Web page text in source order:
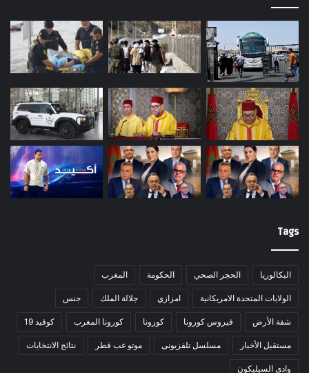
Tags
البكالوريا الحجر الصحي الحكومة المغرب
الولايات المتحدة الامريكانية امزازي جلالة الملك جنس
شقة الأرض فيروس كورونا كورونا كورونا المغرب كوفيد 19
مستقبل الأخبار مسلسل تلفزيونى موتو غب قطر نتائج الانتخابات
وادي السيليكون